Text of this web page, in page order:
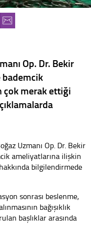
Op. Dr. Bekir
bademcik
çok merak ettiği
Uzmanı Op. Dr. Bekir
ameliyatlarına ilişkin
bilgilendirmede
sonrası beslenme,
bağışıklık
başlıklar arasında